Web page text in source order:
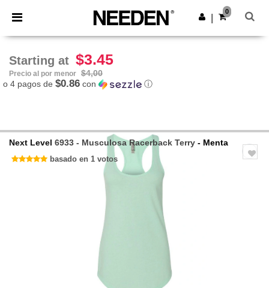
× App de Needen
¡Mejores precios en app!
Descargar app
0
Starting at $3.45
Precio al por menor $4,00
o 4 pagos de $0.86 con ⓘ
Next Level 6933 - Musculosa Racerback Terry - Menta
basado en 1 votos